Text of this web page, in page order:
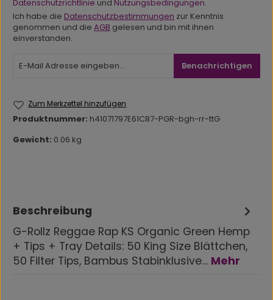
Datenschutzrichtlinie und Nutzungsbedingungen.
Ich habe die Datenschutzbestimmungen zur Kenntnis
genommen und die AGB gelesen und bin mit ihnen
einverstanden.
Benachrichtigen
Zum Merkzettel hinzufügen
Produktnummer: h41071797E61C87-PGR-bgh-rr-ttG
Gewicht: 0.06 kg
Beschreibung
G-Rollz Reggae Rap KS Organic Green Hemp
+ Tips + Tray Details: 50 King Size Blättchen,
50 Filter Tips, Bambus Stabinklusive… Mehr